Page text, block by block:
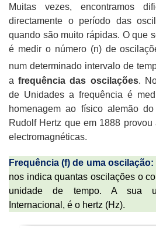
Muitas vezes, encontramos
directamente o período das
quando são muito rápidas. O que
é medir o número (n) de
num determinado intervalo de
afrequência das oscilações.
de Unidades a frequência é
homenagem ao físico alemão
Rudolf Hertz que em 1888
electromagnéticas.
Frequência (f) de uma oscilação:
nos indica quantas oscilações o
unidade de tempo. A sua
Internacional, é o hertz (Hz).